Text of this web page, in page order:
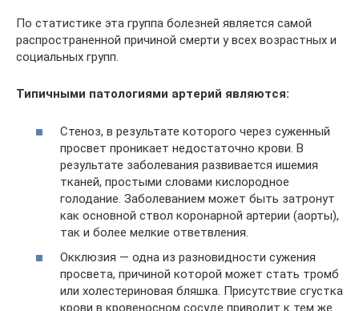
По статистике эта группа болезней является самой
распространенной причиной смерти у всех возрастных и
социальных групп.
Типичными патологиями артерий являются:
Стеноз, в результате которого через суженный
просвет проникает недостаточно крови. В
результате заболевания развивается ишемия
тканей, простыми словами кислородное
голодание. Заболеванием может быть затронут
как основной ствол коронарной артерии (аорты),
так и более мелкие ответвления.
Окклюзия — одна из разновидности сужения
просвета, причиной которой может стать тромб
или холестериновая бляшка. Присутствие сгустка
крови в кровеносном сосуде приводит к тем же